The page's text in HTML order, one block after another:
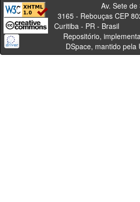
Av. Sete de
3165 - Rebouças CEP
Curitiba - PR -
Repositório,
DSpace, mantido pela